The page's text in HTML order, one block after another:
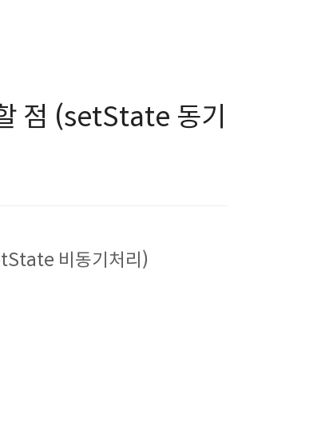
점 (setState 동기
비동기처리)